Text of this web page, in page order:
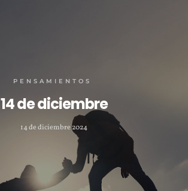
PENSAMIENTOS
14 de diciembre
14 de diciembre 2024